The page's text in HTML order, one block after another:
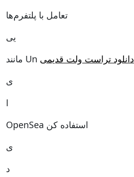
تعامل با پلتفرم‌ها
یی
مانند Un دانلود تراست ولت قدیمی
ی
ا
OpenSea استفاده کن
ی
د